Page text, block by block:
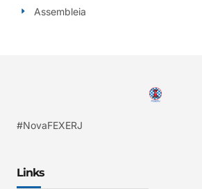
Assembleia
#NovaFEXERJ
Links